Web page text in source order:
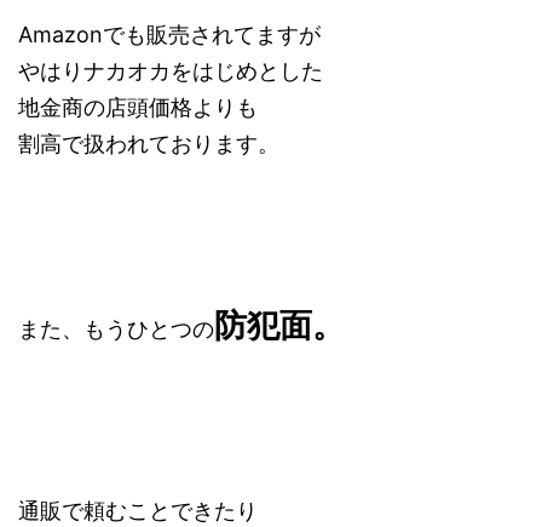
Amazonでも販売されてますが
やはりナカオカをはじめとした
地金商の店頭価格よりも
割高で扱われております。
また、もうひとつの防犯面。
通販で頼むことできたり